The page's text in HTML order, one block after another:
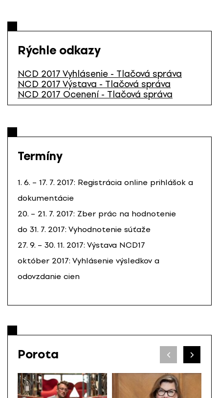
Rýchle odkazy
NCD 2017 Vyhlásenie - Tlačová správa
NCD 2017 Výstava - Tlačová správa
NCD 2017 Ocenení - Tlačová správa
Termíny
1. 6. – 17. 7. 2017: Registrácia online prihlášok a
dokumentácie
20. – 21. 7. 2017: Zber prác na hodnotenie
do 31. 7. 2017: Vyhodnotenie súťaže
27. 9. – 30. 11. 2017: Výstava NCD17
október 2017: Vyhlásenie výsledkov a
odovzdanie cien
Porota